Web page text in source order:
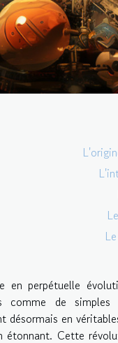
en perpétuelle
comme de
désormais en
étonnant. Cette